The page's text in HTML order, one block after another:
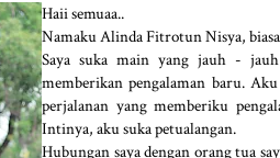
Haii semuaa..
Namaku Alinda Fitrotun Nisya,
Saya suka main yang jauh -
memberikan pengalaman baru.
perjalanan yang memberiku
Intinya, aku suka petualangan.
Hubungan saya dengan orang tua